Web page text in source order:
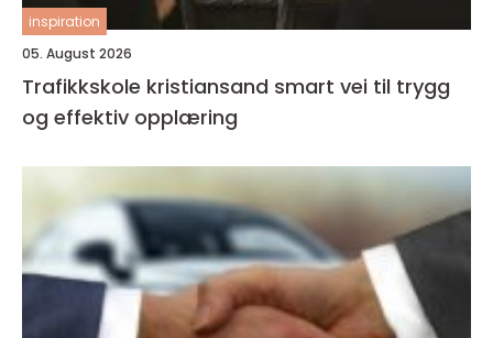
inspiration
05. August 2026
Trafikkskole kristiansand smart vei til trygg
og effektiv opplæring